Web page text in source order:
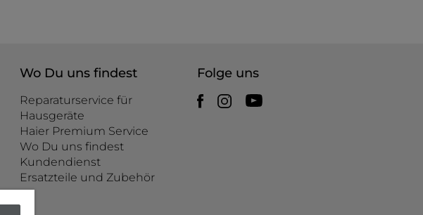
Wo Du uns findest
Reparaturservice für
Hausgeräte
Haier Premium Service
Wo Du uns findest
Kundendienst
Ersatzteile und Zubehör
Folge uns